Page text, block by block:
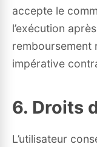
accepte le
l’exécution
remboursement
impérative
6. Droits
L’utilisateur